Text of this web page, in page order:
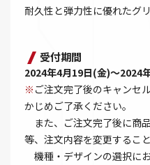
耐久性と弾力性に優れたグ
受付期間
2024年4月19日(金)～2024
※ ご注文完了後のキャンセ
かじめご了承ください。
また、ご注文完了後に商
等、注文内容を変更するこ
機種・デザインの選択に